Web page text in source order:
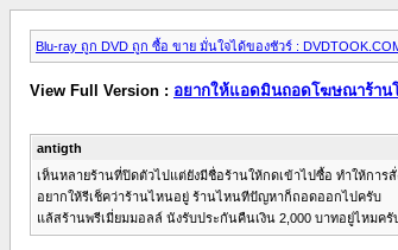
Blu-ray ถูก DVD ถูก ซื้อ ขาย มั่นใจได้ของชัวร์ :
View Full Version : อยากให้แอดมินถอดโฆษณาร้าน
antigth
เห็นหลายร้านที่ปิดตัวไปแต่ยังมีชื่อร้านให้กดเข้าไปซื้อ ทำให้การ
อยากให้รีเช็คว่าร้านไหนอยู่ ร้านไหนทีปัญหาก็ถอดออกไปครับ
แล้สร้านพรีเมี่ยมมอลล์ นังรับประกันคืนเงิน 2,000 บาทอยู่ไหมครั